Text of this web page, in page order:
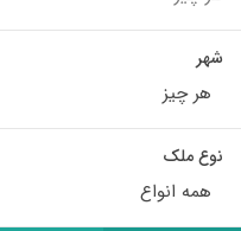
شهر
هر چیز
نوع ملک
همه انواع